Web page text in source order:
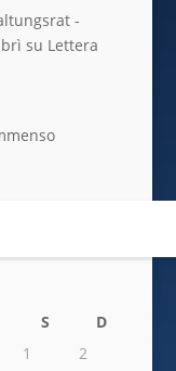
-
su Lettera
S
D
1
2